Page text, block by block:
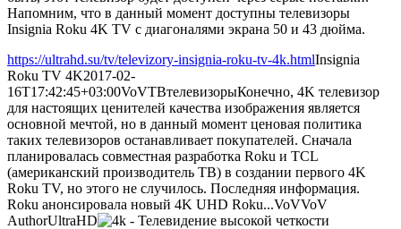
Напомним, что в данный момент доступны телевизоры
Insignia Roku 4K TV с диагоналями экрана 50 и 43 дюйма.
https://ultrahd.su/tv/televizory-insignia-roku-tv-4k.htmlInsignia
Roku TV 4K2017-02-
16T17:42:45+03:00VoVТВтелевизорыКонечно, 4K телевизор
для настоящих ценителей качества изображения является
основной мечтой, но в данный момент ценовая политика
таких телевизоров останавливает покупателей. Сначала
планировалась совместная разработка Roku и TCL
(американский производитель ТВ) в создании первого 4K
Roku TV, но этого не случилось. Последняя информация.
Roku анонсировала новый 4K UHD Roku...VoVVoV
AuthorUltraHD